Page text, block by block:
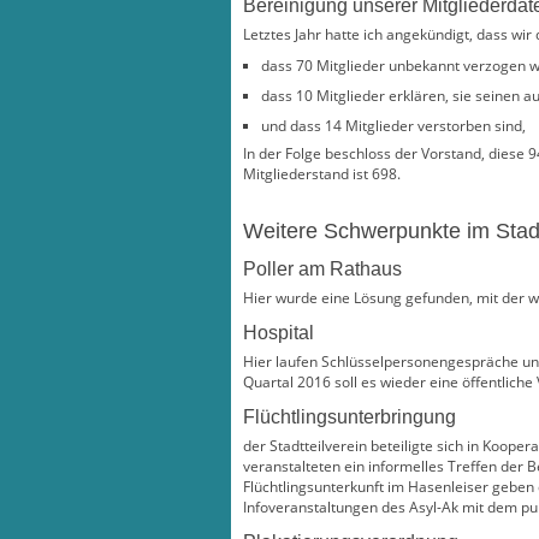
Bereinigung unserer
Letztes Jahr hatte ich angekündigt, dass
dass 70 Mitglieder unbekannt verzogen
dass 10 Mitglieder erklären, sie seinen
und dass 14 Mitglieder verstorben sind,
In der Folge beschloss der Vorstand,
Mitgliederstand ist 698.
Weitere Schwerpunkte im
Poller am Rathaus
Hier wurde eine Lösung gefunden, mit der
Hospital
Hier laufen Schlüsselpersonengespräche
Quartal 2016 soll es wieder eine öffentliche
Flüchtlingsunterbringung
der Stadtteilverein beteiligte sich in
veranstalteten ein informelles Treffen der
Flüchtlingsunterkunft im Hasenleiser
Infoveranstaltungen des Asyl-Ak mit dem